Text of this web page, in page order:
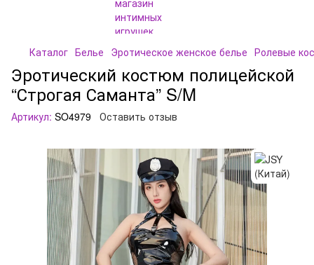
Каталог Белье Эротическое женское белье Ролевые
Эротический костюм полицейской
“Строгая Саманта” S/M
Артикул: SO4979 Оставить отзыв